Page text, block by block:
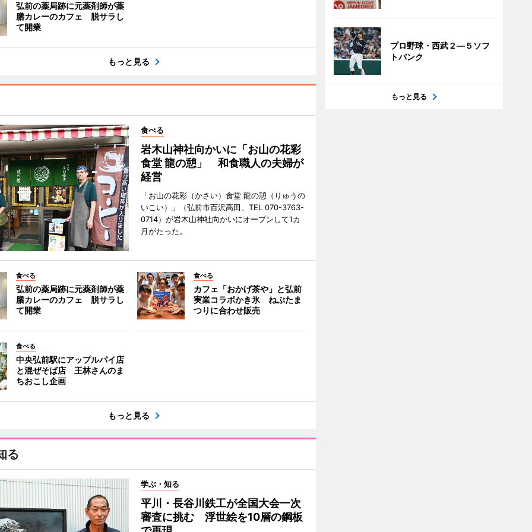
弘前の薬局跡に元薬剤師が薬
膳カレーのカフェ 脱サラし
て開業
もっと見る
食べる
岩木山神社向かいに「お山の花彩
食堂 龍の憩」 和食職人の夫婦が
経営
「お山の花彩（かさい）食堂 龍の憩（りゅうの
いこい）」（弘前市百沢高田、TEL 070-3763-
0714）が岩木山神社向かいにオープンして1カ
月がたった。
食べる
弘前の薬局跡に元薬剤師が薬
膳カレーのカフェ 脱サラし
て開業
食べる
カフェ「おかげ茶や」と弘前
実業コラボかき氷 ねぷたま
つりに合わせ販売
食べる
中央弘前駅にアップルパイ店
と混ぜそば店 王林さんのま
ちおこし企画
もっと見る
る
学ぶ・知る
平川・長谷川鉄工が全国大会一次
審査に挑む 浮世絵を10層の鋼板
プロ野球・西武２―５ソフ
トバンク
もっと見る